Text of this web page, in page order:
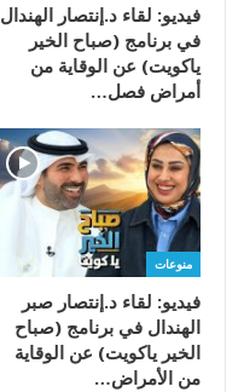
فيديو: لقاء د.إنتصار الهندال
في برنامج (صباح الخير
ياكويت) عن الوقاية من
أمراض فصل…
منوعات
فيديو: لقاء د.إنتصار صبر
الهندال في برنامج (صباح
الخير ياكويت) عن الوقاية
من الأمراض…